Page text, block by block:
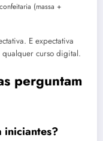
(massa +
E expectativa
curso digital.
perguntam
iniciantes?